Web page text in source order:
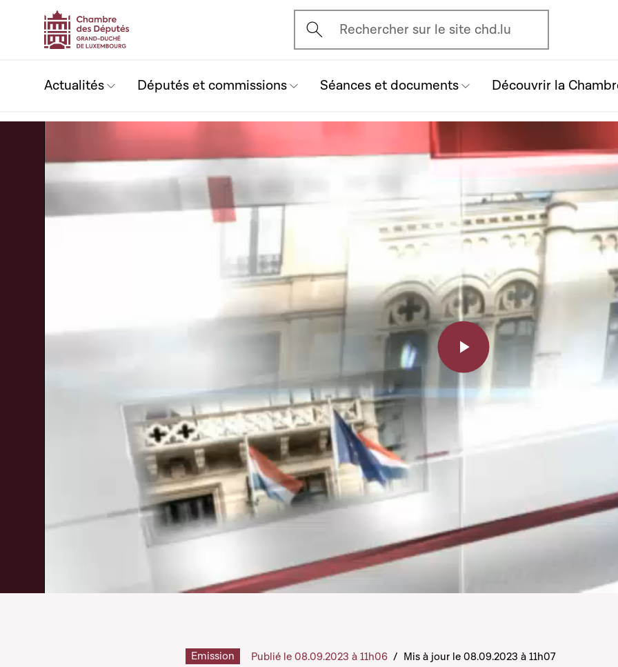
Ouvrir l'écran de recherche
Rechercher sur le site chd.lu
Actualités Députés et commissions Séances et documents Découvrir la
Play
Video
Emission Publié le 08.09.2023 à 11h06 / Mis à jour le 08.09.2023 à 11h07